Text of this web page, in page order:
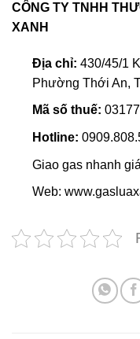
CÔNG TY TNHH
XANH
Địa chỉ: 430/45/1
Phường Thới An,
Mã số thuế:
Hotline:
Giao gas nhanh
Web: